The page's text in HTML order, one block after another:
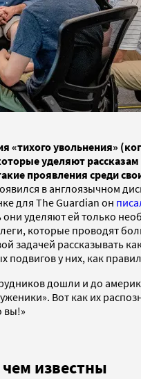
увольнения»
уделяют
проявления среди
в англоязычном
для The Guardian он
уделяют ей только
которые проводят
задачей рассказывать
у них, как
дошли и до
Вот как их
вы!»
известны